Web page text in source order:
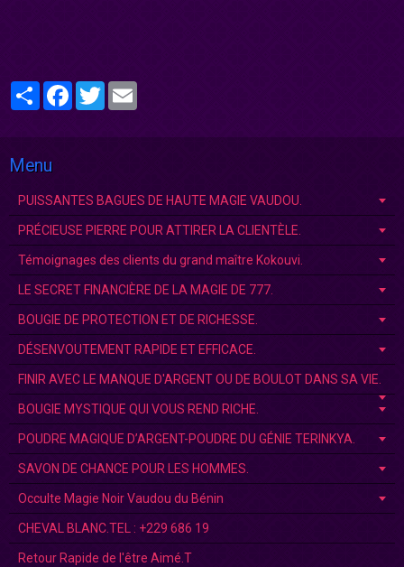
PartagerFacebook
Twitter
Menu
PUISSANTES BAGUES DE HAUTE MAGIE VAUDOU.
PRÉCIEUSE PIERRE POUR ATTIRER LA CLIENTÈLE.
Témoignages des clients du grand maître Kokouvi.
LE SECRET FINANCIÈRE DE LA MAGIE DE 777.
BOUGIE DE PROTECTION ET DE RICHESSE.
DÉSENVOUTEMENT RAPIDE ET EFFICACE.
FINIR AVEC LE MANQUE D'ARGENT OU DE BOULOT DANS SA VIE.
BOUGIE MYSTIQUE QUI VOUS REND RICHE.
POUDRE MAGIQUE D’ARGENT-POUDRE DU GÉNIE TERINKYA.
SAVON DE CHANCE POUR LES HOMMES.
Occulte Magie Noir Vaudou du Bénin
CHEVAL BLANC.TEL : +229 686 19
Retour Rapide de l'être Aimé.T